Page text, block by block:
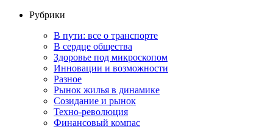
Рубрики
В пути: все о транспорте
В сердце общества
Здоровье под микроскопом
Инновации и возможности
Разное
Рынок жилья в динамике
Созидание и рынок
Техно-революция
Финансовый компас